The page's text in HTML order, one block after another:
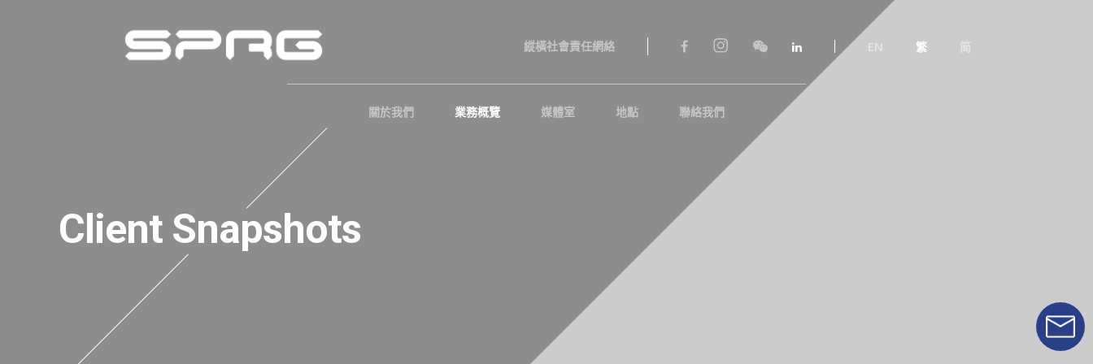
縱橫社會責任網絡 EN 繁 简
關於我們 業務概覽 媒體室 地點 聯絡我們
Client Snapshots